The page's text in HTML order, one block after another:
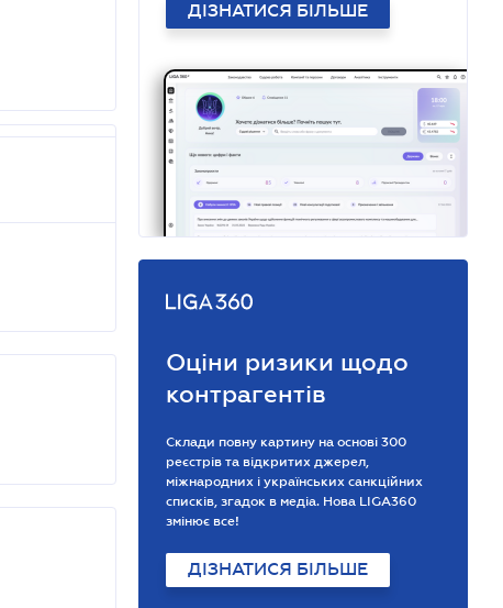
ДІЗНАТИСЯ БІЛЬШЕ
Оціни ризики щодо
контрагентів
Склади повну картину на основі 300
реєстрів та відкритих джерел,
міжнародних і українських санкційних
списків, згадок в медіа. Нова LIGA360
змінює все!
ДІЗНАТИСЯ БІЛЬШЕ